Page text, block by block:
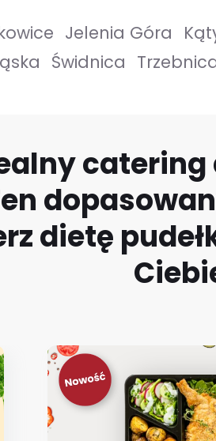
Jelenia Góra
Świdnica
dietę